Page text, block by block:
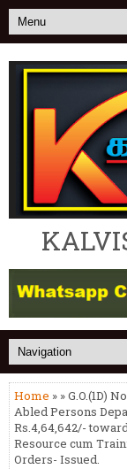
Home » » G.O.(1D)
Abled Persons
Rs.4,64,642/-
Resource cum
Orders- Issued.